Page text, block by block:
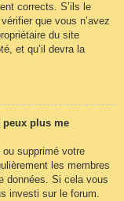
corrects. S’ils le
que vous n’avez
du site
et qu’il devra la
peux plus me
ou supprimé votre
les membres
données. Si cela vous
investi sur le forum.